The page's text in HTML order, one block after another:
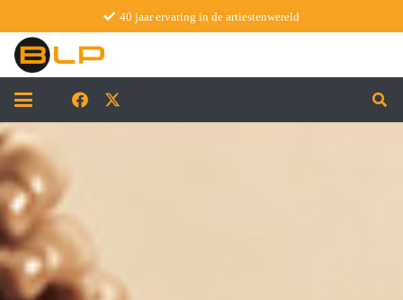
40 jaar ervaring in de artiestenwereld